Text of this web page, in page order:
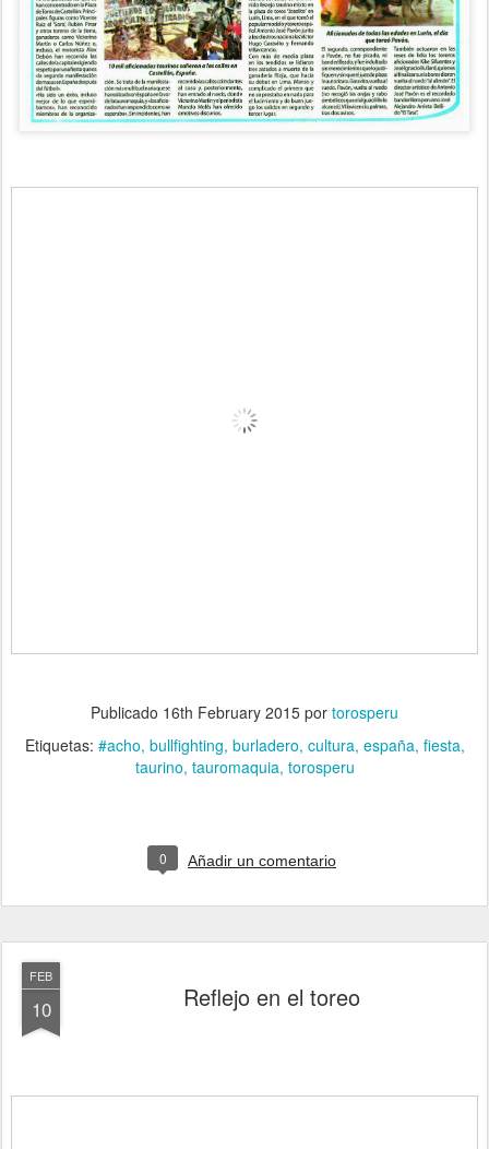
Publicado 16th February 2015 por torosperu
Etiquetas: #acho bullfighting burladero cultura españa fiesta
taurino tauromaquia torosperu
0 Añadir un comentario
FEB
10 Reflejo en el toreo